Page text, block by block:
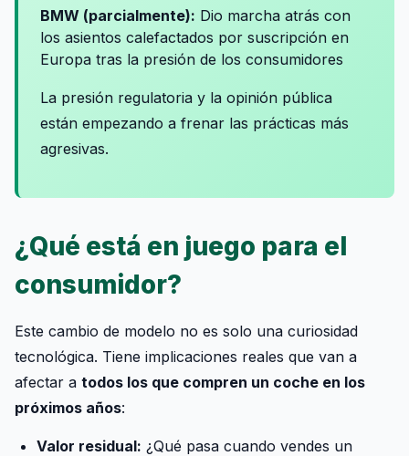
BMW (parcialmente): Dio marcha atrás con
los asientos calefactados por suscripción en
Europa tras la presión de los consumidores
La presión regulatoria y la opinión pública
están empezando a frenar las prácticas más
agresivas.
¿Qué está en juego para el
consumidor?
Este cambio de modelo no es solo una curiosidad
tecnológica. Tiene implicaciones reales que van a
afectar a todos los que compren un coche en los
próximos años:
Valor residual: ¿Qué pasa cuando vendes un